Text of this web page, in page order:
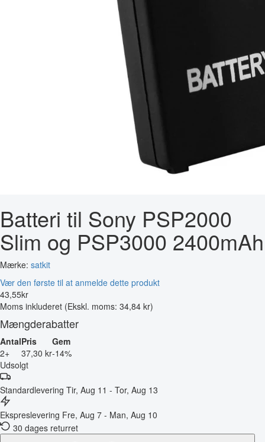
Batteri til Sony PSP2000
Slim og PSP3000 2400mAh
Mærke: satkit
Vær den første til at anmelde dette produkt
43,55kr
Moms inkluderet (Ekskl. moms: 34,84 kr)
Mængderabatter
AntalPris
Gem
2+
37,30 kr-14%
Udsolgt
Standardlevering Tir, Aug 11 - Tor, Aug 13
Ekspreslevering Fre, Aug 7 - Man, Aug 10
30 dages returret